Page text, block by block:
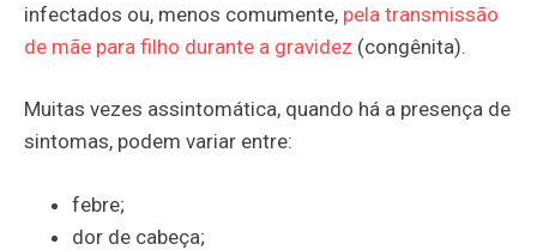
infectados ou, menos comumente, pela transmissão
de mãe para filho durante a gravidez (congênita).
Muitas vezes assintomática, quando há a presença de
sintomas, podem variar entre:
febre;
dor de cabeça;